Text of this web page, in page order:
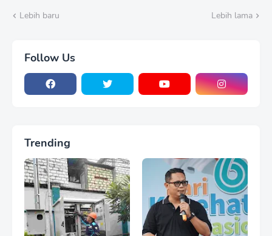
Lebih baru Lebih lama
Follow Us
Trending